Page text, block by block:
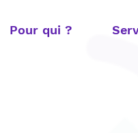
Pour qui ?